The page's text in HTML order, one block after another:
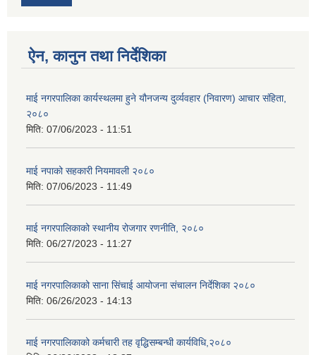
ऐन, कानुन तथा निर्देशिका
माई नगरपालिका कार्यस्थलमा हुने यौनजन्य दुर्व्यवहार (निवारण) आचार संहिता,
२०८०
मिति: 07/06/2023 - 11:51
माई नपाको सहकारी नियमावली २०८०
मिति: 07/06/2023 - 11:49
माई नगरपालिकाको स्थानीय रोजगार रणनीति, २०८०
मिति: 06/27/2023 - 11:27
माई नगरपालिकाको साना सिंचाई आयोजना संचालन निर्देशिका २०८०
मिति: 06/26/2023 - 14:13
माई नगरपालिकाको कर्मचारी तह वृद्धिसम्बन्धी कार्यविधि,२०८०